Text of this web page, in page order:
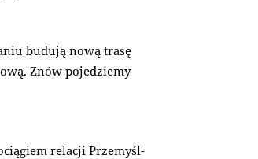
budują nową trasę
Znów pojedziemy
relacji Przemyśl-